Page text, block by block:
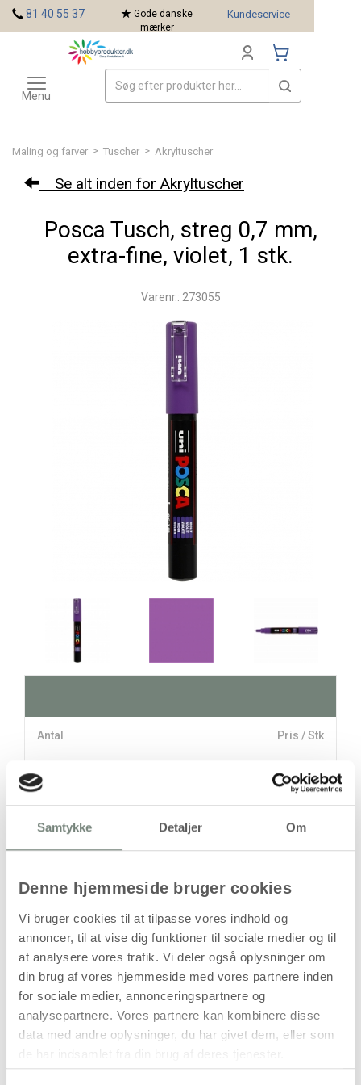
Samtykke Detaljer Om
Denne hjemmeside bruger cookies
Vi bruger cookies til at tilpasse vores indhold og
annoncer, til at vise dig funktioner til sociale medier og til
at analysere vores trafik. Vi deler også oplysninger om
din brug af vores hjemmeside med vores partnere inden
for sociale medier, annonceringspartnere og
analysepartnere. Vores partnere kan kombinere disse
data med andre oplysninger, du har givet dem, eller som
Maling og farver > Tuscher > Akryltuscher
Se alt inden for Akryltuscher
Posca Tusch, streg 0,7 mm,
extra-fine, violet, 1 stk.
Varenr.: 273055
Antal Pris / Stk
1 stk 37,94 kr.
Leveringsomkostninger
Læg i kurven
Din bestilling er først bindende,
når vi har bekræftet din ordre.
81 40 55 37
Gode danske
mærker
Kundeservice
Toggle
navigation
Menu
Mærker